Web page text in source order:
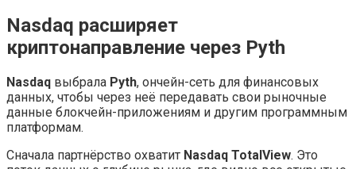
Nasdaq расширяет
криптонаправление через Pyth
Nasdaq выбрала Pyth, ончейн-сеть для финансовых
данных, чтобы через неё передавать свои рыночные
данные блокчейн-приложениям и другим программным
платформам.
Сначала партнёрство охватит Nasdaq TotalView. Это